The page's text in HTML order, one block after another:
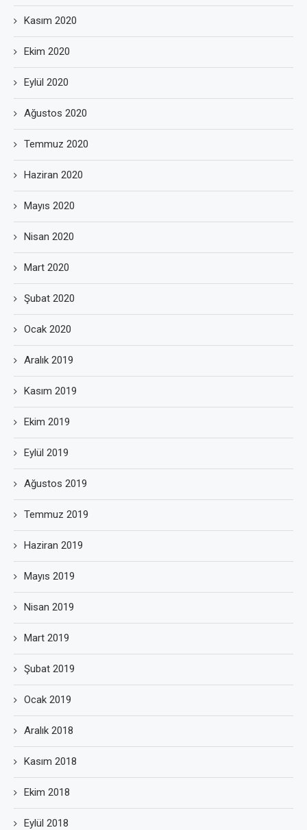
Kasım 2020
Ekim 2020
Eylül 2020
Ağustos 2020
Temmuz 2020
Haziran 2020
Mayıs 2020
Nisan 2020
Mart 2020
Şubat 2020
Ocak 2020
Aralık 2019
Kasım 2019
Ekim 2019
Eylül 2019
Ağustos 2019
Temmuz 2019
Haziran 2019
Mayıs 2019
Nisan 2019
Mart 2019
Şubat 2019
Ocak 2019
Aralık 2018
Kasım 2018
Ekim 2018
Eylül 2018